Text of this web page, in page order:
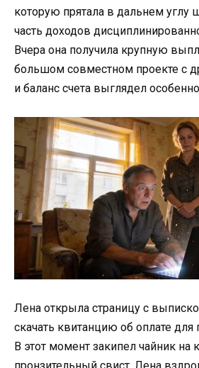
которую прятала в дальнем углу
часть доходов
Вчера она получила крупную
большом совместном проекте с
и баланс счета выглядел
Лена открыла страницу с
скачать квитанцию об оплате
В этот момент закипел чайник на